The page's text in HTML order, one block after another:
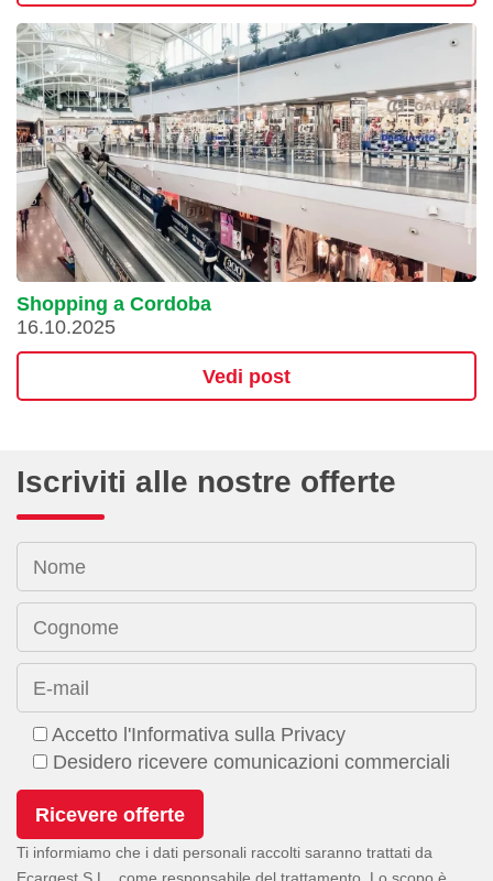
Shopping a Cordoba
16.10.2025
Vedi post
Iscriviti alle nostre offerte
Nome
Cognome
E-mail
Accetto l'Informativa sulla Privacy
Desidero ricevere comunicazioni commerciali
Ti informiamo che i dati personali raccolti saranno trattati da